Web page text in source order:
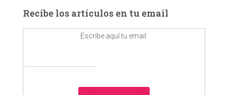
r
:
Recibe los artículos en tu email
Escribe aquí tu email: